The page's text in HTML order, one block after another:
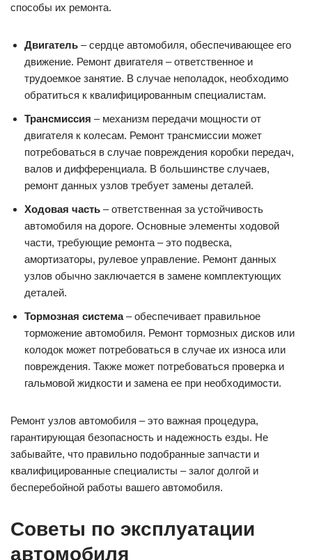
способы их ремонта.
Двигатель – сердце автомобиля, обеспечивающее его
движение. Ремонт двигателя – ответственное и
трудоемкое занятие. В случае неполадок, необходимо
обратиться к квалифицированным специалистам.
Трансмиссия – механизм передачи мощности от
двигателя к колесам. Ремонт трансмиссии может
потребоваться в случае повреждения коробки передач,
валов и дифференциала. В большинстве случаев,
ремонт данных узлов требует замены деталей.
Ходовая часть – ответственная за устойчивость
автомобиля на дороге. Основные элементы ходовой
части, требующие ремонта – это подвеска,
амортизаторы, рулевое управление. Ремонт данных
узлов обычно заключается в замене комплектующих
деталей.
Тормозная система– обеспечивает правильное
торможение автомобиля. Ремонт тормозных дисков или
колодок может потребоваться в случае их износа или
повреждения. Также может потребоваться проверка и
гальмовой жидкости и замена ее при необходимости.
Ремонт узлов автомобиля – это важная процедура,
гарантирующая безопасность и надежность езды. Не
забывайте, что правильно подобранные запчасти и
квалифицированные специалисты – залог долгой и
бесперебойной работы вашего автомобиля.
Советы по эксплуатации
автомобиля